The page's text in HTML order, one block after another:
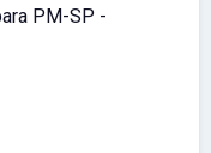
PM-SP -